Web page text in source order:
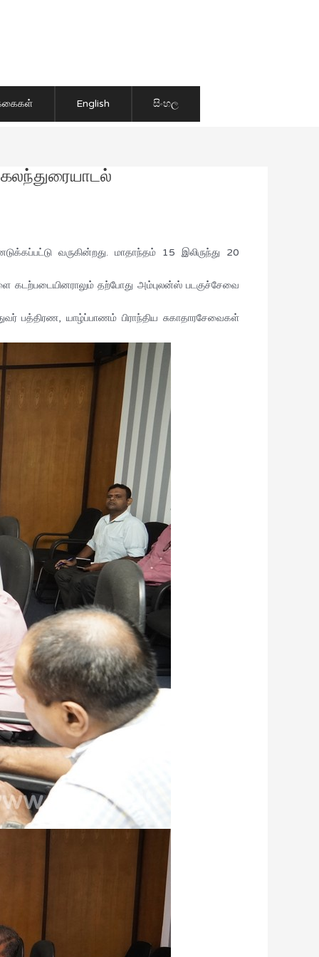
English සිංහල
வருகின்றது. மாதாந்தம் 15 இலிருந்து 20
கடற்படையினராலும் தற்போது அம்புலன்ஸ் படகுச்சேவை
பத்திரண, யாழ்ப்பாணம் பிராந்திய சுகாதாரசேவைகள்